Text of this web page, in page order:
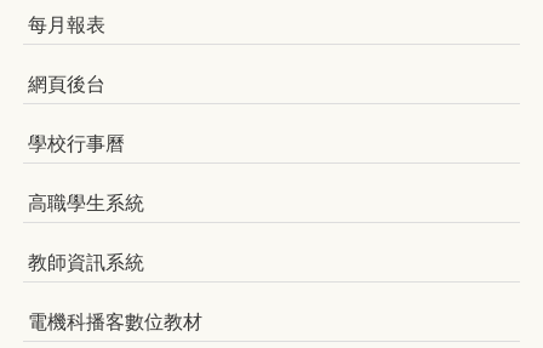
每月報表
網頁後台
學校行事曆
高職學生系統
教師資訊系統
電機科播客數位教材